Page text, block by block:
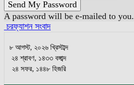
A password will be e-mailed to you.
চরফ্যাশন সংবাদ
৮ আগস্ট, ২০২৬ খ্রিস্টাব্দ
২৪ শ্রাবণ, ১৪৩৩ বঙ্গাব্দ
২৪ সফর, ১৪৪৮ হিজরি